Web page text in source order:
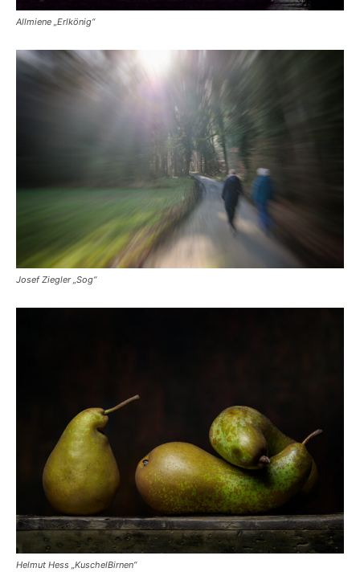
Allmiene „Erlkönig“
Josef Ziegler „Sog“
Helmut Hess „KuschelBirnen“